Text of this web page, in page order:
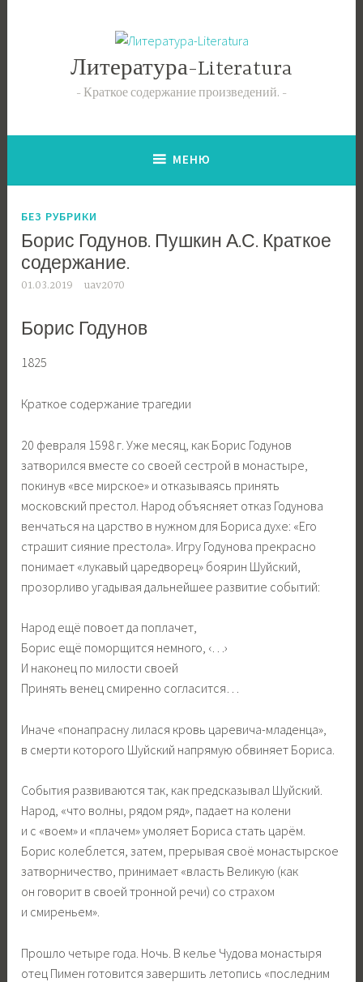
Литература-Literatura
Краткое содержание произведений.
МЕНЮ
БЕЗ РУБРИКИ
Борис Годунов. Пушкин А.С. Краткое
содержание.
01.03.2019 uav2070
Борис Годунов
1825
Краткое содержание трагедии
20 февраля 1598 г. Уже месяц, как Борис Годунов
затворился вместе со своей сестрой в монастыре,
покинув «все мирское» и отказываясь принять
московский престол. Народ объясняет отказ Годунова
венчаться на царство в нужном для Бориса духе: «Его
страшит сияние престола». Игру Годунова прекрасно
понимает «лукавый царедворец» боярин Шуйский,
прозорливо угадывая дальнейшее развитие событий:
Народ ещё повоет да поплачет,
Борис ещё поморщится немного, ‹…›
И наконец по милости своей
Принять венец смиренно согласится…
Иначе «понапрасну лилася кровь царевича-младенца»,
в смерти которого Шуйский напрямую обвиняет Бориса.
События развиваются так, как предсказывал Шуйский.
Народ, «что волны, рядом ряд», падает на колени
и с «воем» и «плачем» умоляет Бориса стать царём.
Борис колеблется, затем, прерывая своё монастырское
затворничество, принимает «власть Великую (как
он говорит в своей тронной речи) со страхом
и смиреньем».
Прошло четыре года. Ночь. В келье Чудова монастыря
отец Пимен готовится завершить летопись «последним